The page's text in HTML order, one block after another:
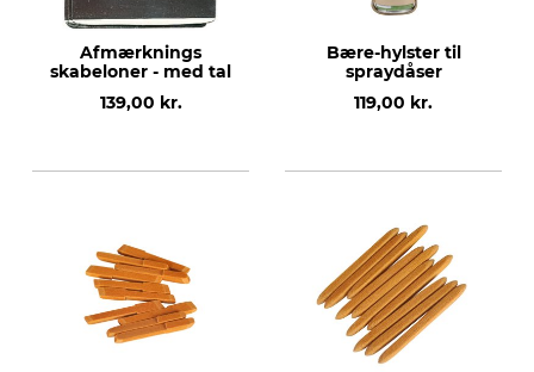
Afmærknings
skabeloner - med tal
139,00 kr.
Bære-hylster til
spraydåser
119,00 kr.